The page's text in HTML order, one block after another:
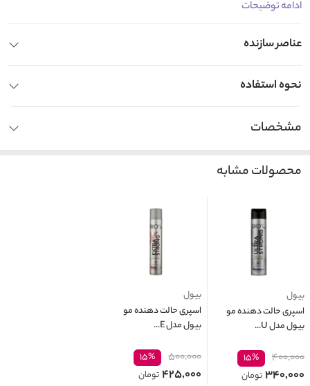
ادامه توضیحات
عناصر سازنده
نحوه استفاده
مشخصات
محصولات مشابه
بیول
اسپری حالت دهنده مو
بیول مدل U...
۴۰۰,۰۰۰ ۱۵%
۳۴۰,۰۰۰تومان
بیول
اسپری حالت دهنده مو
بیول مدل E...
۵۰۰,۰۰۰ ۱۵%
۴۲۵,۰۰۰تومان